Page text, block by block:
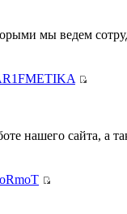
мы ведем
нашего сайта, а